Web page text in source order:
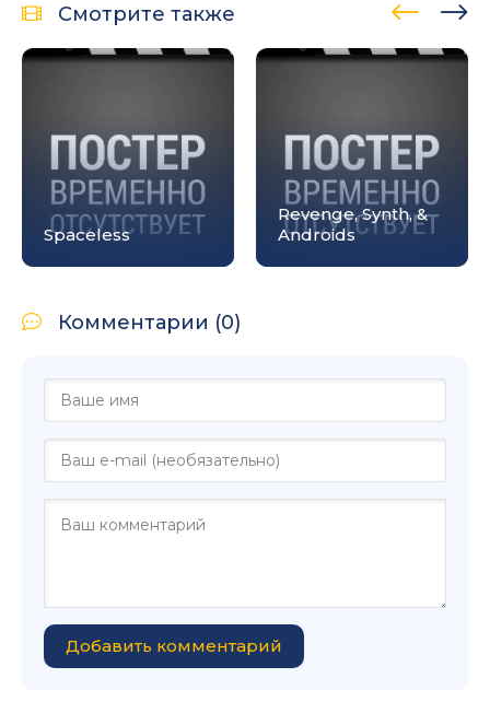
Смотрите также
Spaceless
Revenge, Synth, &
Androids
Комментарии (0)
Добавить комментарий